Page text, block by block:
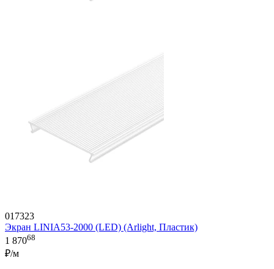
017323
Экран LINIA53-2000 (LED) (Arlight, Пластик)
1 87068
₽/м